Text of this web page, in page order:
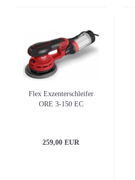
Flex Exzenterschleifer
ORE 3-150 EC
259,00 EUR